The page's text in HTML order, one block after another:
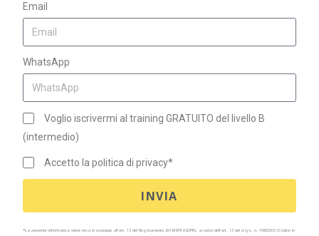
Email
WhatsApp
Voglio iscrivermi al training GRATUITO del livello B
(intermedio)
Accetto la politica di privacy*
INVIA
*La presente informativa viene resa in ossequio all’art. 13 del Regolamento 2016/679 (GDPR), ai sensi dell’art. 13 del d.lgs. n. 196/2003 (Codice in